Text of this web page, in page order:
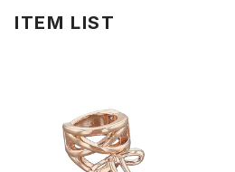
ITEM LIST